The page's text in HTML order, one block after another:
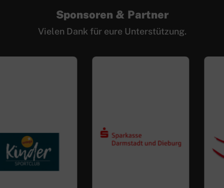
Sponsoren & Partner
Vielen Dank für eure Unterstützung.